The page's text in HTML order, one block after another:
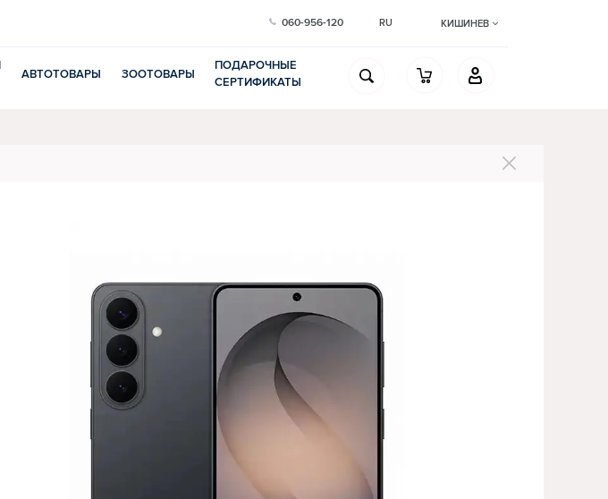
060-956-120 RU КИШИНЕВ
АВТОТОВАРЫ ЗООТОВАРЫ
ПОДАРОЧНЫЕ
СЕРТИФИКАТЫ